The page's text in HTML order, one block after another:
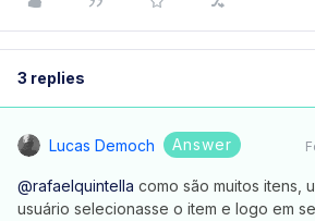
3 replies
Lucas Democh Answer
@rafaelquintella como são muitos itens,
usuário selecionasse o item e logo em